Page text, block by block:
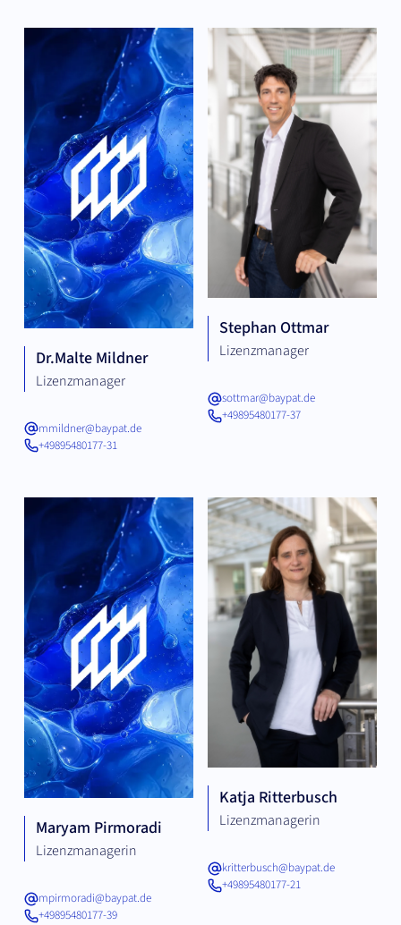
Dr.Malte Mildner
Lizenzmanager
mmildner@baypat.de
+49895480177-31
Stephan Ottmar
Lizenzmanager
sottmar@baypat.de
+49895480177-37
Maryam Pirmoradi
Lizenzmanagerin
mpirmoradi@baypat.de
+49895480177-39
Katja Ritterbusch
Lizenzmanagerin
kritterbusch@baypat.de
+49895480177-21